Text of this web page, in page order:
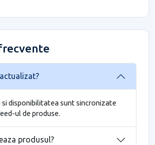
si disponibilitatea sunt sincronizate
ul de produse.
produsul?